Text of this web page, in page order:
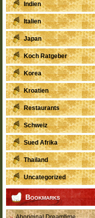
Indien
Italien
Japan
Koch Ratgeber
Korea
Kroatien
Restaurants
Schweiz
Sued Afrika
Thailand
Uncategorized
Bookmarks